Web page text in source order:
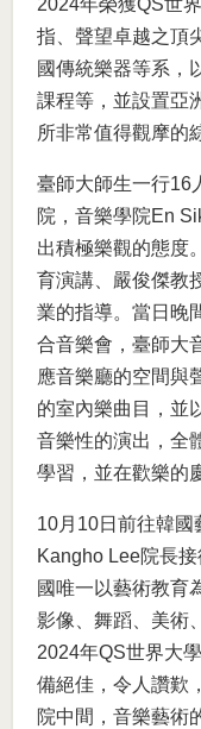
2024年榮獲QS世
指、聲望卓越之頂
國傳統樂器等系，
課程等，並設置亞
所非常值得觀摩的
臺師大師生一行16
院，音樂學院En
出積極樂觀的態度
育演講、嚴俊傑教
業的指導。當日晚
合音樂會，臺師大
應音樂廳的空間與
的室內樂曲目，並
音樂性的演出，全
學習，並在歡樂的
10月10日前往韓國
Kangho Lee院長
國唯一以藝術教育
影像、舞蹈、美術
2024年QS世界大
備絕佳，令人讚歎
院中間，音樂藝術